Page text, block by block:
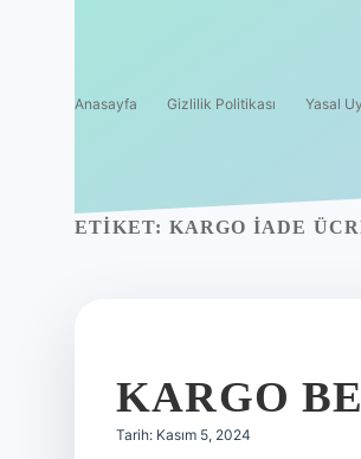
Anasayfa Gizlilik Politikası Yasal
ETIKET: KARGO IADE
KARGO
Tarih: Kasım 5, 2024